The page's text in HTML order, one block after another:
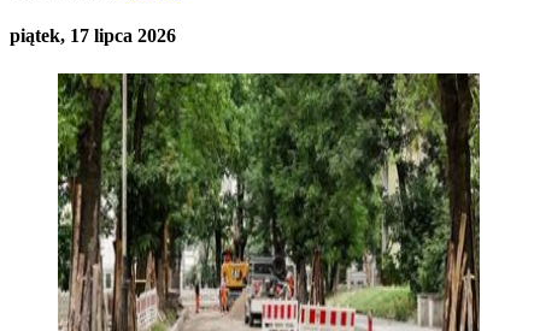
piątek, 17 lipca 2026